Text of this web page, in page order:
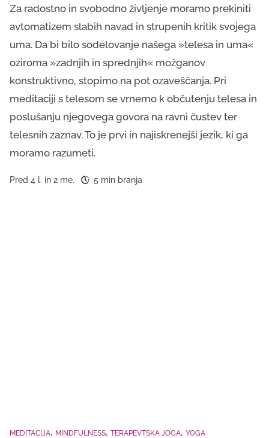
Za radostno in svobodno življenje moramo prekiniti
avtomatizem slabih navad in strupenih kritik svojega
uma. Da bi bilo sodelovanje našega »telesa in uma«
oziroma »zadnjih in sprednjih« možganov
konstruktivno, stopimo na pot ozaveščanja. Pri
meditaciji s telesom se vrnemo k občutenju telesa in
poslušanju njegovega govora na ravni čustev ter
telesnih zaznav. To je prvi in najiskrenejši jezik, ki ga
moramo razumeti.
Pred 4 l. in 2 me. 5 min branja
MEDITACIJA MINDFULNESS TERAPEVTSKA JOGA YOGA